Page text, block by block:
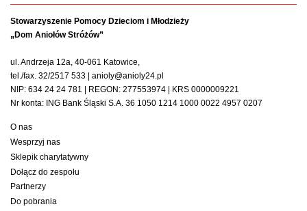
Stowarzyszenie Pomocy Dzieciom i Młodzieży
„Dom Aniołów Stróżów”
ul. Andrzeja 12a, 40-061 Katowice,
tel./fax. 32/2517 533 | anioly@anioly24.pl
NIP: 634 24 24 781 | REGON: 277553974 | KRS 0000009221
Nr konta: ING Bank Śląski S.A. 36 1050 1214 1000 0022 4957 0207
O nas
Wesprzyj nas
Sklepik charytatywny
Dołącz do zespołu
Partnerzy
Do pobrania